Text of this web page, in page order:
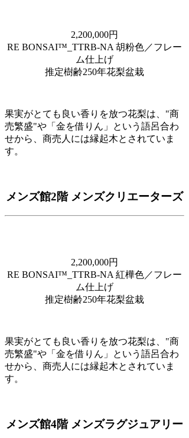
2,200,000円
RE BONSAI™️_TTRB-NA 胡粉色／フレー
ム仕上げ
推定樹齢250年花梨盆栽
果実がとても良い香りを放つ花梨は、"商
売繁盛"や「金を借りん」という語呂合わ
せから、商売人には縁起木とされていま
す。
メンズ館2階 メンズクリエーターズ
2,200,000円
RE BONSAI™️_TTRB-NA 紅樺色／フレー
ム仕上げ
推定樹齢250年花梨盆栽
果実がとても良い香りを放つ花梨は、"商
売繁盛"や「金を借りん」という語呂合わ
せから、商売人には縁起木とされていま
す。
メンズ館4階 メンズラグジュアリー